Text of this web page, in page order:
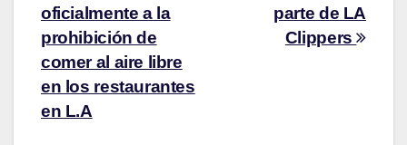
parte de LA
Clippers
oficialmente a la
prohibición de
comer al aire libre
en los restaurantes
en L.A